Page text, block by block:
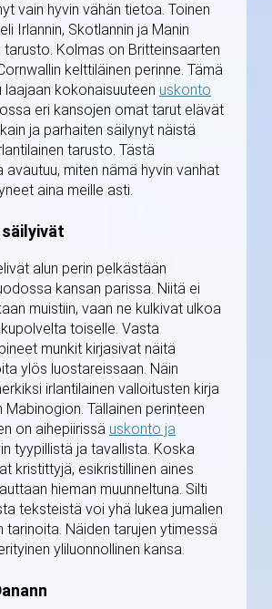
vain hyvin vähän tietoa. Toinen
Irlannin, Skotlannin ja Manin
tarusto. Kolmas on Britteinsaarten
kelttiläinen perinne. Tämä
laajaan kokonaisuuteen uskonto
eri kansojen omat tarut elävät
ja parhaiten säilynyt näistä
tarusto. Tästä
avautuu, miten nämä hyvin vanhat
aina meille asti.
alun perin pelkästään
kansan parissa. Niitä ei
muistiin, vaan ne kulkivat ulkoa
toiselle. Vasta
munkit kirjasivat näitä
ylös luostareissaan. Näin
irlantilainen valloitusten kirja
Mabinogion. Tällainen perinteen
on aihepiirissä uskonto ja
tyypillistä ja tavallista. Koska
kristittyjä, esikristillinen aines
hieman muunneltuna. Silti
teksteistä voi yhä lukea jumalien
tarinoita. Näiden tarujen ytimessä
yliluonnollinen kansa.